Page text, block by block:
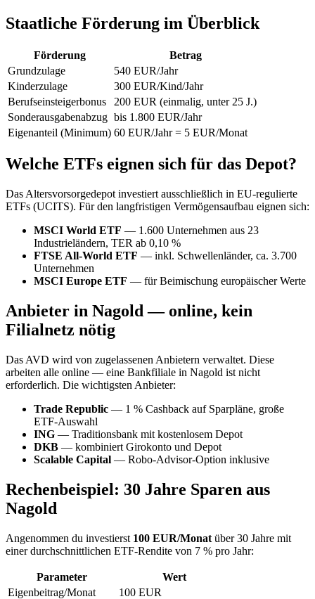
Staatliche Förderung im Überblick
Förderung
Betrag
Grundzulage
540 EUR/Jahr
Kinderzulage
300 EUR/Kind/Jahr
Berufseinsteigerbonus
200 EUR (einmalig, unter 25 J.)
Sonderausgabenabzug bis 1.800 EUR/Jahr
Eigenanteil (Minimum) 60 EUR/Jahr = 5 EUR/Monat
Welche ETFs eignen sich für das Depot?
Das Altersvorsorgedepot investiert ausschließlich in EU-regulierte
ETFs (UCITS). Für den langfristigen Vermögensaufbau eignen sich:
MSCI World ETF — 1.600 Unternehmen aus 23
Industrieländern, TER ab 0,10 %
FTSE All-World ETF — inkl. Schwellenländer, ca. 3.700
Unternehmen
MSCI Europe ETF — für Beimischung europäischer Werte
Anbieter in Nagold — online, kein
Filialnetz nötig
Das AVD wird von zugelassenen Anbietern verwaltet. Diese
arbeiten alle online — eine Bankfiliale in Nagold ist nicht
erforderlich. Die wichtigsten Anbieter:
Trade Republic — 1 % Cashback auf Sparpläne, große
ETF-Auswahl
ING — Traditionsbank mit kostenlosem Depot
DKB — kombiniert Girokonto und Depot
Scalable Capital — Robo-Advisor-Option inklusive
Rechenbeispiel: 30 Jahre Sparen aus
Nagold
Angenommen du investierst 100 EUR/Monat über 30 Jahre mit
einer durchschnittlichen ETF-Rendite von 7 % pro Jahr:
Parameter
Wert
Eigenbeitrag/Monat
100 EUR